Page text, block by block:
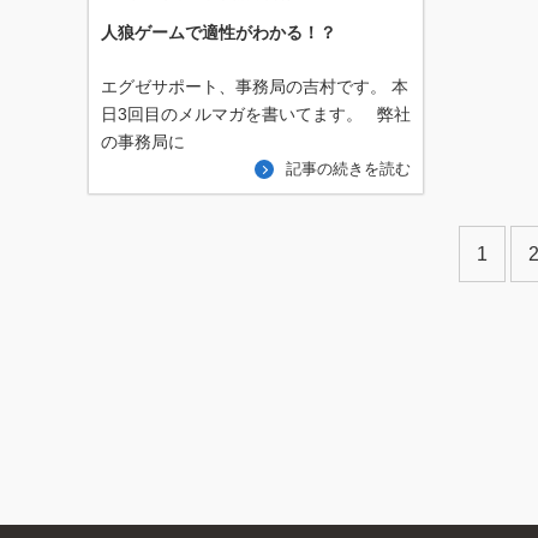
人狼ゲームで適性がわかる！？
エグゼサポート、事務局の吉村です。 本
日3回目のメルマガを書いてます。 弊社
の事務局に
記事の続きを読む
1 2